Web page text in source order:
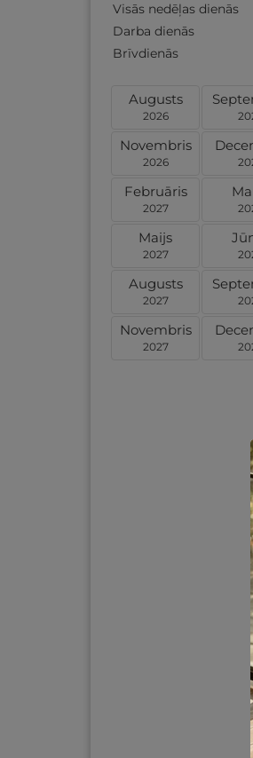
Visās nedēļas dienās
Darba dienās
Brīvdienās
Augusts
2026
Novembris
2026
Februāris
2027
Maijs
2027
Augusts
2027
Novembris
2027